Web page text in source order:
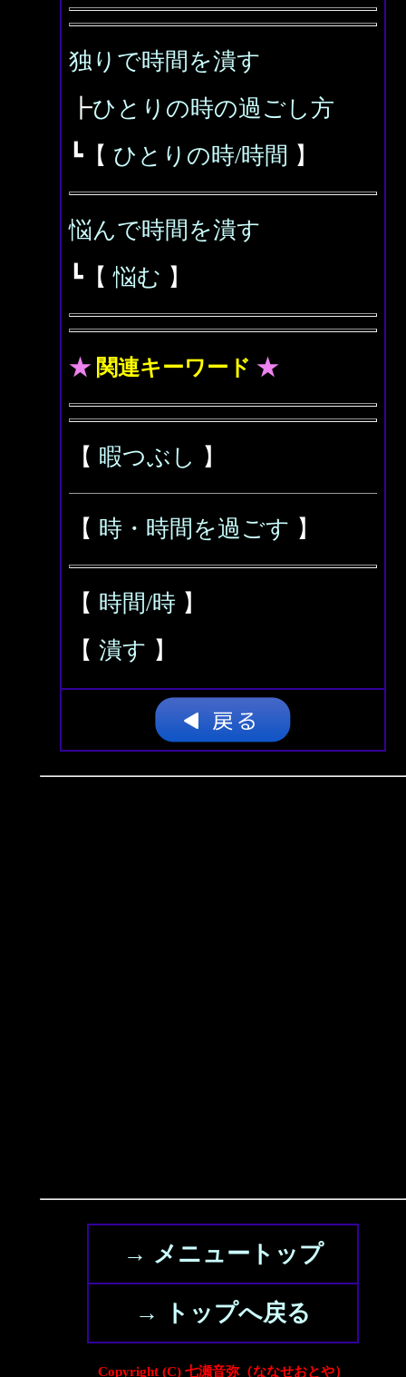
独りで時間を潰す
┣ひとりの時の過ごし方
┗【 ひとりの時/時間 】
悩んで時間を潰す
┗【悩む 】
★ 関連キーワード ★
【 暇つぶし 】
【 時・時間を過ごす 】
【 時間/時 】
【 潰す 】
→ メニュートップ
→ トップへ戻る
Copyright (C) 七瀬音弥（ななせおとや）